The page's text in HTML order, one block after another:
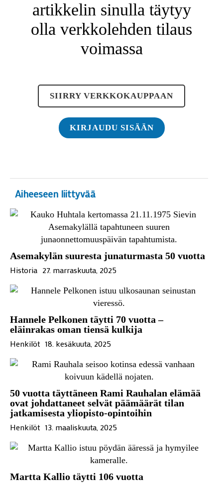
artikkelin sinulla täytyy
olla verkkolehden tilaus
voimassa
SIIRRY VERKKOKAUPPAAN
KIRJAUDU SISÄÄN
Aiheeseen liittyvää
Asemakylän suuresta junaturmasta 50 vuotta
Historia 27. marraskuuta, 2025
Hannele Pelkonen täytti 70 vuotta –
eläinrakas oman tiensä kulkija
Henkilöt 18. kesäkuuta, 2025
50 vuotta täyttäneen Rami Rauhalan elämää
ovat johdattaneet selvät päämäärät tilan
jatkamisesta yliopisto-opintoihin
Henkilöt 13. maaliskuuta, 2025
Martta Kallio täytti 106 vuotta